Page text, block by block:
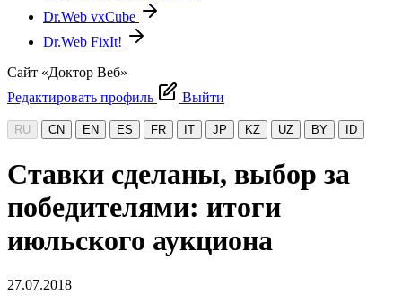
Dr.Web vxCube
Dr.Web FixIt!
Сайт «Доктор Веб»
Редактировать профиль
Выйти
RU CN EN ES FR IT JP KZ UZ BY ID
Ставки сделаны, выбор за
победителями: итоги
июльского аукциона
27.07.2018